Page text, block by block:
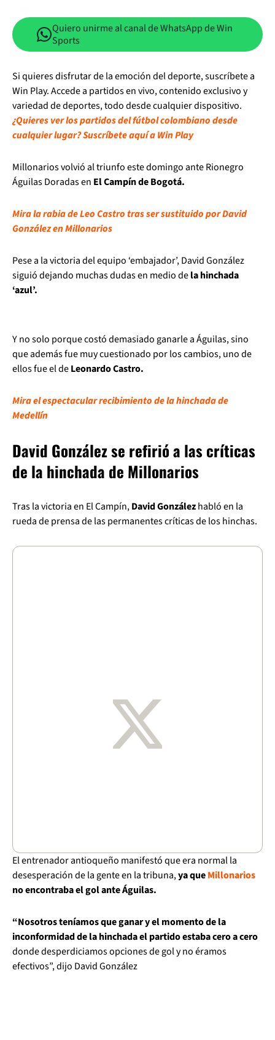
Quiero unirme al canal de WhatsApp de Win
Sports
Si quieres disfrutar de la emoción del deporte, suscríbete a
Win Play. Accede a partidos en vivo, contenido exclusivo y
variedad de deportes, todo desde cualquier dispositivo.
¿Quieres ver los partidos del fútbol colombiano desde
cualquier lugar? Suscríbete aquí a Win Play
Millonarios volvió al triunfo este domingo ante Rionegro
Águilas Doradas en El Campín de Bogotá.
Mira la rabia de Leo Castro tras ser sustituido por David
González en Millonarios
Pese a la victoria del equipo ‘embajador’, David González
siguió dejando muchas dudas en medio dela hinchada
‘azul’.
Y no solo porque costó demasiado ganarle a Águilas, sino
que además fue muy cuestionado por los cambios, uno de
ellos fue el deLeonardo Castro.
Mira el espectacular recibimiento de la hinchada de
Medellín
David González se refirió a las críticas
de la hinchada de Millonarios
Tras la victoria en El Campín,David Gonzálezhabló en la
rueda de prensa de las permanentes críticas de los hinchas.
El entrenador antioqueño manifestó que era normal la
desesperación de la gente en la tribuna,ya queMillonarios
no encontraba el gol ante Águilas.
“Nosotros teníamos que ganar y el momento de la
inconformidad de la hinchada el partido estaba cero a cero
donde desperdiciamos opciones de gol y no éramos
efectivos”, dijo David González